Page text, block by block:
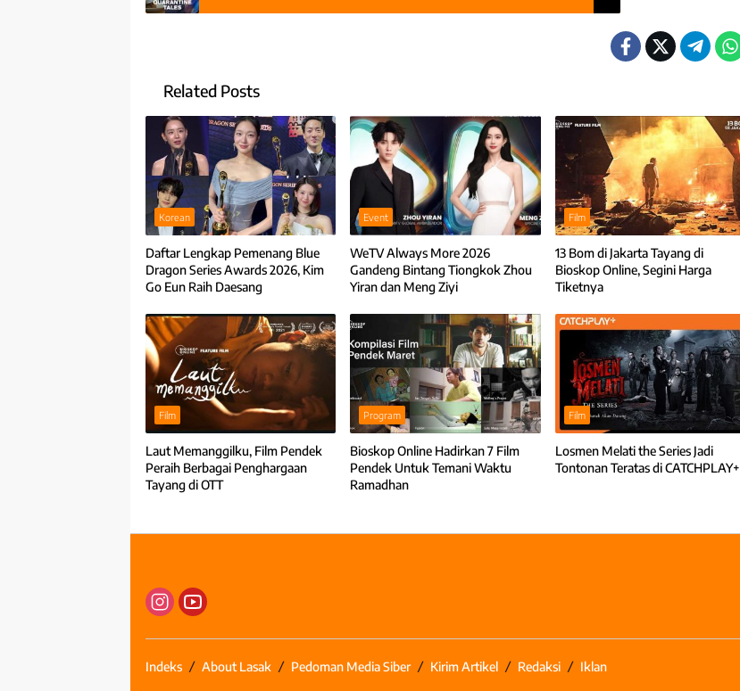
Related Posts
Korean
Daftar Lengkap Pemenang Blue
Dragon Series Awards 2026, Kim
Go Eun Raih Daesang
Event
WeTV Always More 2026
Gandeng Bintang Tiongkok Zhou
Yiran dan Meng Ziyi
Film
13 Bom di Jakarta Tayang di
Bioskop Online, Segini Harga
Tiketnya
Film
Laut Memanggilku, Film Pendek
Peraih Berbagai Penghargaan
Tayang di OTT
Program
Bioskop Online Hadirkan 7 Film
Pendek Untuk Temani Waktu
Ramadhan
Film
Losmen Melati the Series Jadi
Tontonan Teratas di CATCHPLAY+
Indeks About Lasak Pedoman Media Siber Kirim Artikel Redaksi Iklan